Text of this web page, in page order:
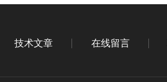
技术文章 在线留言